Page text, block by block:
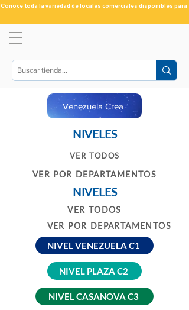
Conoce toda la variedad de locales comerciales disponibles para ti
Venezuela Crea
NIVELES
VER TODOS
VER POR DEPARTAMENTOS
NIVELES
VER TODOS
VER POR DEPARTAMENTOS
NIVEL VENEZUELA C1
NIVEL PLAZA C2
NIVEL CASANOVA C3